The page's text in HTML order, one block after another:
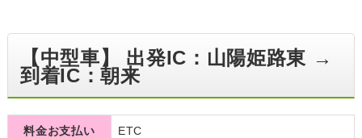
【中型車】 出発IC：山陽姫路東 →
到着IC：朝来
料金お支払い ETC